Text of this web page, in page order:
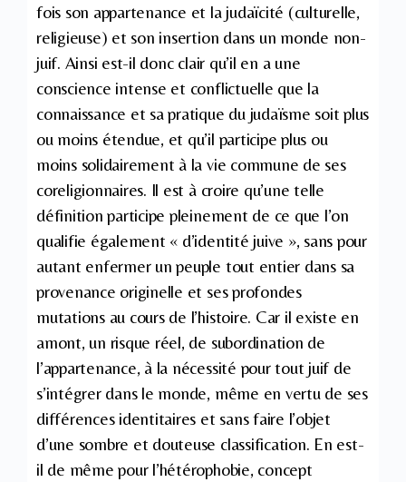
fois son appartenance et la judaïcité (culturelle,
religieuse) et son insertion dans un monde non-
juif. Ainsi est-il donc clair qu’il en a une
conscience intense et conflictuelle que la
connaissance et sa pratique du judaïsme soit plus
ou moins étendue, et qu’il participe plus ou
moins solidairement à la vie commune de ses
coreligionnaires. Il est à croire qu’une telle
définition participe pleinement de ce que l’on
qualifie également « d’identité juive », sans pour
autant enfermer un peuple tout entier dans sa
provenance originelle et ses profondes
mutations au cours de l’histoire. Car il existe en
amont, un risque réel, de subordination de
l’appartenance, à la nécessité pour tout juif de
s’intégrer dans le monde, même en vertu de ses
différences identitaires et sans faire l’objet
d’une sombre et douteuse classification. En est-
il de même pour l’hétérophobie, concept